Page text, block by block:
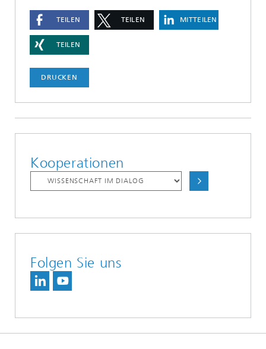
TEILEN TEILEN MITTEILEN
TEILEN
DRUCKEN
Kooperationen
Folgen Sie uns